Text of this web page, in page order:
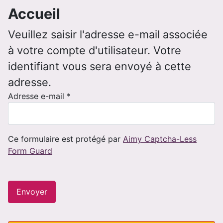
Accueil
Veuillez saisir l'adresse e-mail associée
à votre compte d'utilisateur. Votre
identifiant vous sera envoyé à cette
adresse.
Adresse e-mail *
Ce formulaire est protégé par Aimy Captcha-Less
Form Guard
Envoyer